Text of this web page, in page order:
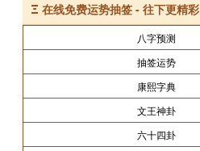
Ξ 在线免费运势抽签 - 往下更精彩
八字预测
抽签运势
康熙字典
文王神卦
六十四卦